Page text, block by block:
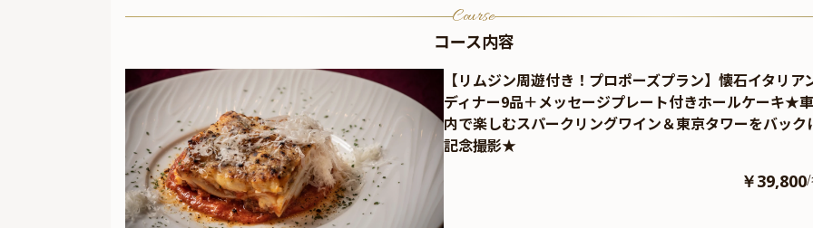
Course
コース内容
【リムジン周遊付き！プロポーズプラン】懐石イタリア
ディナー9品＋メッセージプレート付きホールケーキ★車
内で楽しむスパークリングワイン＆東京タワーをバック
記念撮影★
￥39,800/